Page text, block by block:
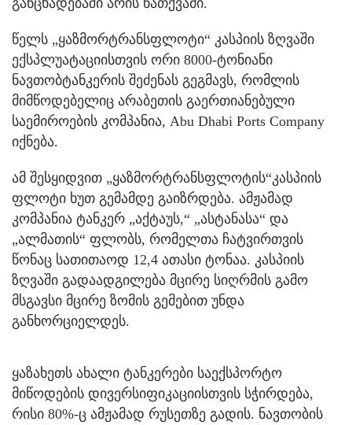
წელს „ყაზმორტრანსფლოტი“ კასპიის ზღვაში
ექსპლუატაციისთვის ორი 8000-ტონიანი
ნავთობტანკერის შეძენას გეგმავს, რომლის
მიმწოდებელიც არაბეთის გაერთიანებული
საემიროების კომპანია, Abu Dhabi Ports Company
იქნება.
ამ შესყიდვით „ყაზმორტრანსფლოტის“კასპიის
ფლოტი ხუთ გემამდე გაიზრდება. ამჟამად
კომპანია ტანკერ „აქტაუს,“ „ასტანასა“ და
„ალმათის“ ფლობს, რომელთა ჩატვირთვის
წონაც სათითაოდ 12,4 ათასი ტონაა. კასპიის
ზღვაში გადაადგილება მცირე სიღრმის გამო
მსგავსი მცირე ზომის გემებით უნდა
განხორციელდეს.
ყაზახეთს ახალი ტანკერები საექსპორტო
მიწოდების დივერსიფიკაციისთვის სჭირდება,
რისი 80%-ც ამჟამად რუსეთზე გადის. ნავთობის